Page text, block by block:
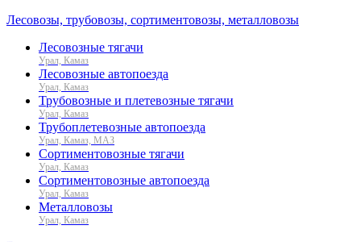
Лесовозы, трубовозы, сортиментовозы, металловозы
Лесовозные тягачи
Урал, Камаз
Лесовозные автопоезда
Урал, Камаз
Трубовозные и плетевозные тягачи
Урал, Камаз
Трубоплетевозные автопоезда
Урал, Камаз, МАЗ
Сортиментовозные тягачи
Урал, Камаз
Сортиментовозные автопоезда
Урал, Камаз
Металловозы
Урал, Камаз